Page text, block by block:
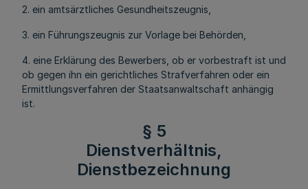
2. ein amtsärztliches Gesundheitszeugnis,
3. ein Führungszeugnis zur Vorlage bei Behörden,
4. eine Erklärung des Bewerbers, ob er vorbestraft ist und
ob gegen ihn ein gerichtliches Strafverfahren oder ein
Ermittlungsverfahren der Staatsanwaltschaft anhängig
ist.
§ 5
Dienstverhältnis,
Dienstbezeichnung